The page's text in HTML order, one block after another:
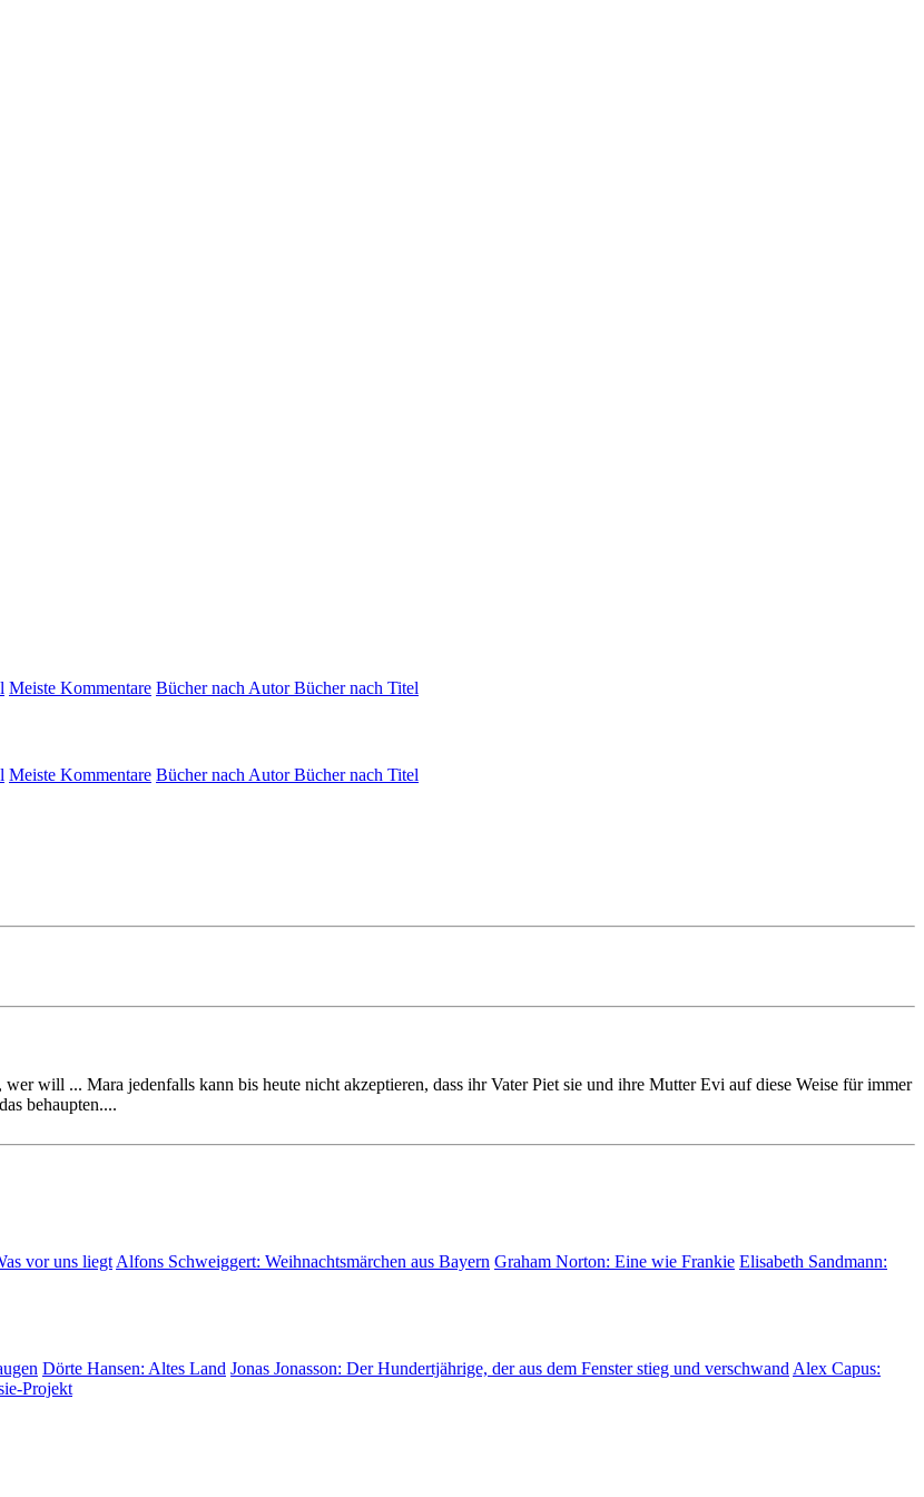
Meiste Kommentare Bücher nach AutorBücher nach Titel
Meiste Kommentare Bücher nach AutorBücher nach Titel
will ... Mara jedenfalls kann bis heute nicht akzep­tieren, dass ihr Vater Piet sie und ihre Mutter Evi auf diese Weise für immer
be­haup­ten....
vor uns liegt Alfons Schweiggert: Weihnachtsmärchen aus Bayern Graham Norton: Eine wie Frankie Elisabeth Sandmann:
Dörte Hansen: Altes Land Jonas Jonasson: Der Hundertjährige, der aus dem Fenster stieg und verschwandAlex Capus:
Projekt